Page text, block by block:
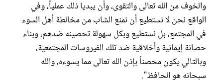
والخوف من الله تعالى والتقوى، وأن يبديا ذلك عملياً، وفي
الواقع نحن لا نستطيع أن نمنع الشاب من مخالطة أهل السوء
في المجتمع، بل نستطيع وبكل سهولة تحصينه ضدهم، وبناء
حصانة إيمانية وأخلاقية ضد تلك الفيروسات المجتمعية،
وبالتالي يكون محصناً بإذن الله تعالى مما يسوءه، والله
سبحانه هو الحافظ".